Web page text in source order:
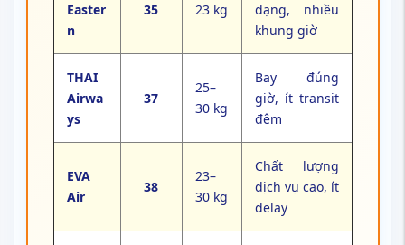
Easter
n
35 23 kg
dạng, nhiều
khung giờ
THAI
Airwa
ys
37
25–
30 kg
Bay đúng
giờ, ít transit
đêm
EVA
Air
38
23–
30 kg
Chất lượng
dịch vụ cao, ít
delay